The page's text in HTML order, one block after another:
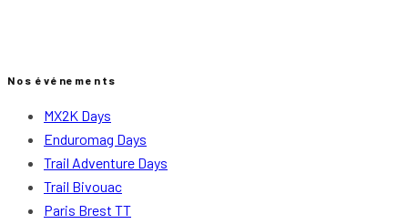
Nos événements
MX2K Days
Enduromag Days
Trail Adventure Days
Trail Bivouac
Paris Brest TT